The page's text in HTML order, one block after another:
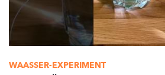
WAASSER-EXPERIMENT